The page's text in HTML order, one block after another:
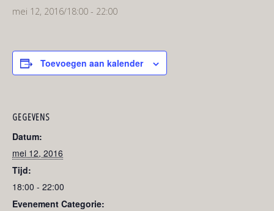
mei 12, 2016/18:00 - 22:00
Toevoegen aan kalender
GEGEVENS
Datum:
mei 12, 2016
Tijd:
18:00 - 22:00
Evenement Categorie: